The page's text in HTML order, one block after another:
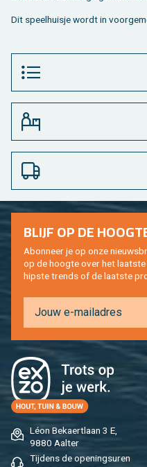
Dit speel­huis­je wordt in
Léon Be­kaert­laan 3 E,
9880 Aal­ter
Tij­dens de ope­nings­uren
BLIJF OP DE
Abon­neer je op onze
op de hoog­te over het laat­ste
hip­s­te trends of de laat­ste